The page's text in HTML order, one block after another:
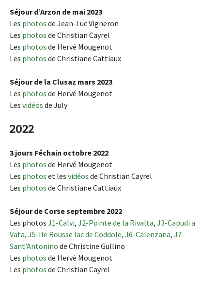
Séjour d’Arzon de mai 2023
Les photos de Jean-Luc Vigneron
Les photos de Christian Cayrel
Les photos de Hervé Mougenot
Les photos de Christiane Cattiaux
Séjour de la Clusaz mars 2023
Les photos de Hervé Mougenot
Les vidéos de July
2022
3 jours Féchain octobre 2022
Les photos de Hervé Mougenot
Les photos et les vidéos de Christian Cayrel
Les photos de Christiane Cattiaux
Séjour de Corse septembre 2022
Les photos J1-Calvi, J2-Pointe de la Rivalta, J3-Capudi a
Vata, J5-Ile Rousse lac de Coddole, J6-Calenzana, J7-
Sant’Antonino de Christine Gullino
Les photos de Hervé Mougenot
Les photos de Christian Cayrel